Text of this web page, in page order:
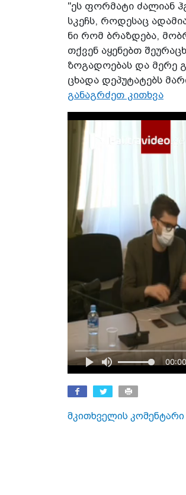
"ეს ფორ­მა­ტი ძა­ლი­ან
სკეჩს, რო­დე­საც
ნი რომ ბრაზ­დე­ბა,
თქვენ აყე­ნებთ
ზო­გა­დო­ე­ბას და მერე
ცხა­და დე­პუ­ტა­ტებს
განაგრძეთ კითხვა
მკითხველის კომენტარი